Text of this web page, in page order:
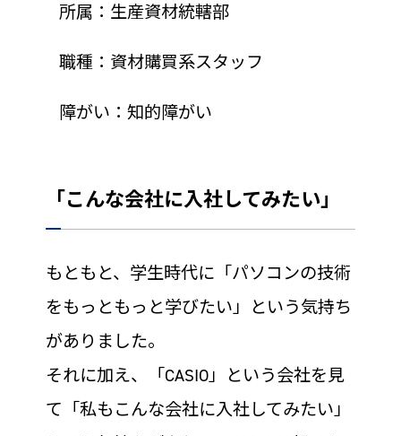
所属：生産資材統轄部
職種：資材購買系スタッフ
障がい：知的障がい
「こんな会社に入社してみたい」
もともと、学生時代に「パソコンの技術
をもっともっと学びたい」という気持ち
がありました。
それに加え、「CASIO」という会社を見
て「私もこんな会社に入社してみたい」